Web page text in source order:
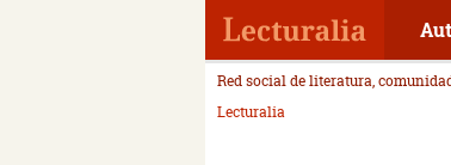
Red social de literatura,
Lecturalia